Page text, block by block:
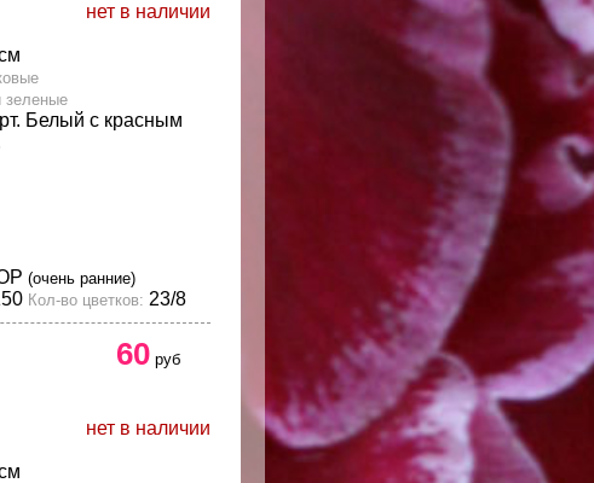
нет в наличии
зеленые
Белый с красным
(очень ранние)
Кол-во цветков: 23/8
60 руб
нет в наличии